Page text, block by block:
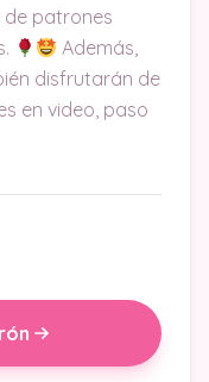
de patrones
Además,
disfrutarán de
en video, paso